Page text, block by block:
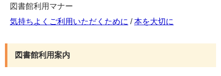
図書館利用マナー
気持ちよくご利用いただくために /本を大切に
図書館利用案内